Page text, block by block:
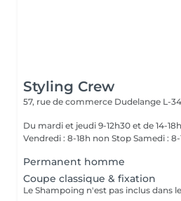
Styling Crew
57, rue de commerce Dudelange L-
Du mardi et jeudi 9-12h30 et de 14-18h Mercredi 9-12 et de 14-18h
Vendredi : 8-18h non Stop Samedi : 8-
Permanent homme
Coupe classique & fixation
Le Shampoing n'est pas inclus dans